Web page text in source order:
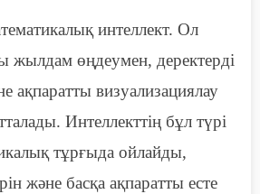
интеллект. Ол
жылдам өңдеумен, деректерді
ақпаратты визуализациялау
Интеллекттің бұл түрі
тұрғыда ойлайды,
және басқа ақпаратты есте